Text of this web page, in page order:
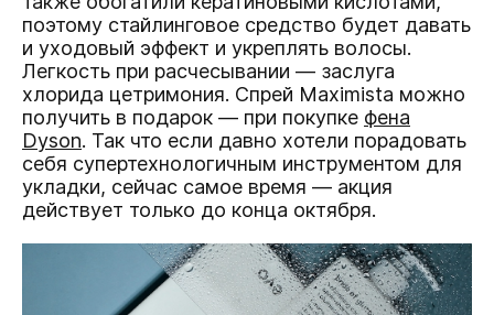
поэтому стайлинговое средство будет давать
и уходовый эффект и укреплять волосы.
Легкость при расчесывании — заслуга
хлорида цетримония. Спрей Maximista можно
получить в подарок — при покупке фена
Dyson. Так что если давно хотели порадовать
себя супертехнологичным инструментом для
укладки, сейчас самое время — акция
действует только до конца октября.